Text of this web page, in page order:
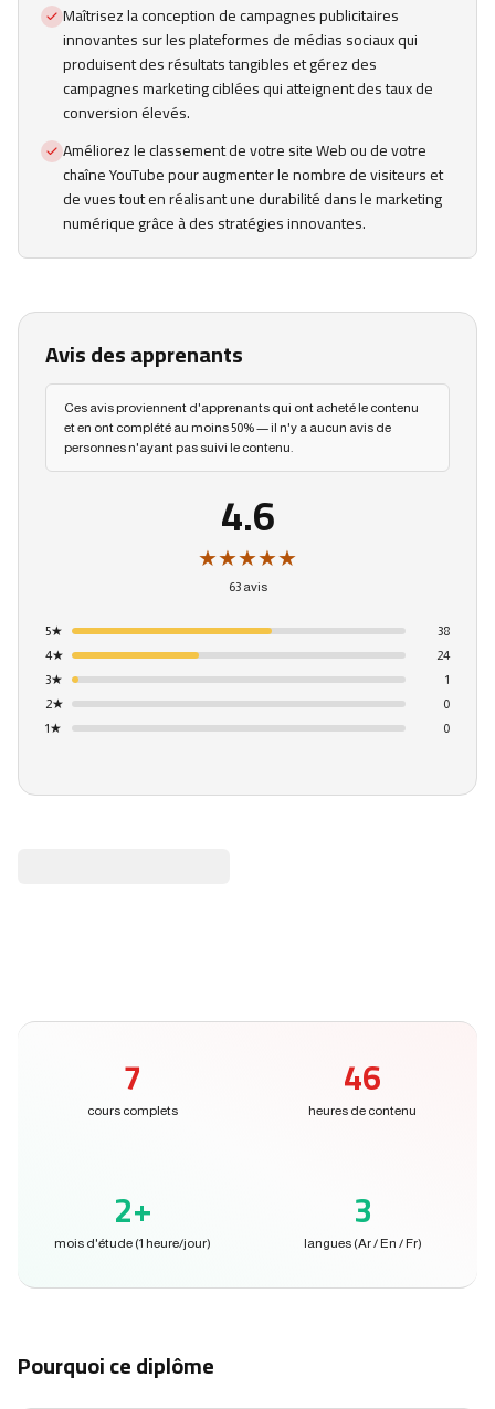
Maîtrisez la conception de campagnes publicitaires
innovantes sur les plateformes de médias sociaux qui
produisent des résultats tangibles et gérez des
campagnes marketing ciblées qui atteignent des taux de
conversion élevés.
Améliorez le classement de votre site Web ou de votre
chaîne YouTube pour augmenter le nombre de visiteurs et
de vues tout en réalisant une durabilité dans le marketing
numérique grâce à des stratégies innovantes.
Avis des apprenants
Ces avis proviennent d'apprenants qui ont acheté le contenu
et en ont complété au moins 50% — il n'y a aucun avis de
personnes n'ayant pas suivi le contenu.
4.6
★★★★★
63 avis
5★
38
4★
24
3★
1
2★
0
1★ 0
7
cours complets
46
heures de contenu
2+
mois d'étude (1 heure/jour)
3
langues (Ar / En / Fr)
Pourquoi ce diplôme